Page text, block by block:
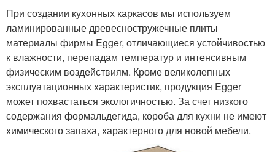
При создании кухонных каркасов мы используем
ламинированные древесностружечные плиты
материалы фирмы Egger, отличающиеся устойчивостью
к влажности, перепадам температур и интенсивным
физическим воздействиям. Кроме великолепных
эксплуатационных характеристик, продукция Egger
может похвастаться экологичностью. За счет низкого
содержания формальдегида, короба для кухни не имеют
химического запаха, характерного для новой мебели.